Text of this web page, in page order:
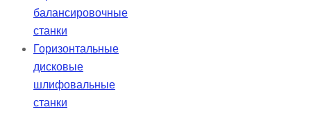
балансировочные
станки
Горизонтальные
дисковые
шлифовальные
станки